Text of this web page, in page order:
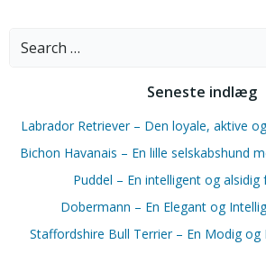
Search
Seneste indlæg
Labrador Retriever – Den loyale, aktive
Bichon Havanais – En lille selskabshund
Puddel – En intelligent og alsidig
Dobermann – En Elegant og
Staffordshire Bull Terrier – En Modig